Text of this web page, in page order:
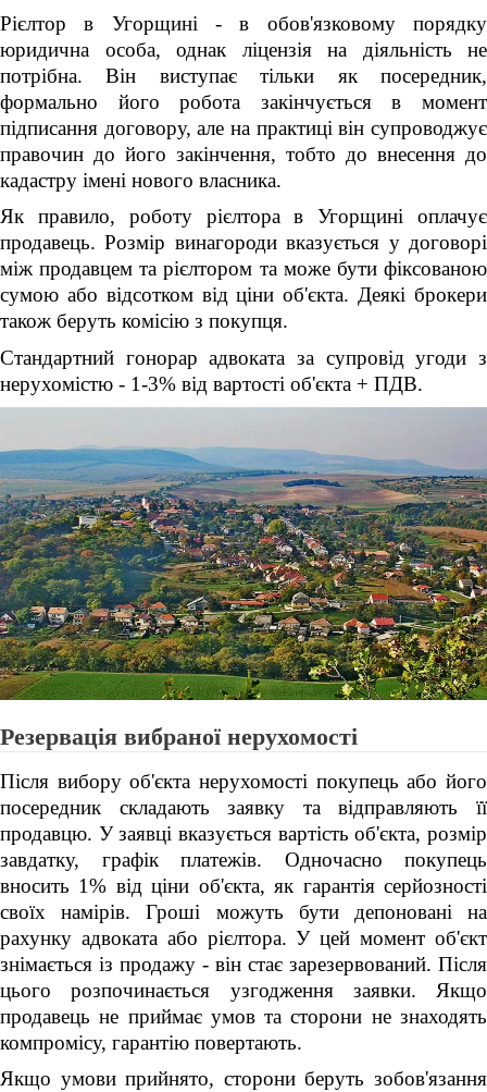
Рієлтор в Угорщині - в обов'язковому порядку
юридична особа, однак ліцензія на діяльність не
потрібна. Він виступає тільки як посередник,
формально його робота закінчується в момент
підписання договору, але на практиці він супроводжує
правочин до його закінчення, тобто до внесення до
кадастру імені нового власника.
Як правило, роботу рієлтора в Угорщині оплачує
продавець. Розмір винагороди вказується у договорі
між продавцем та рієлтором та може бути фіксованою
сумою або відсотком від ціни об'єкта. Деякі брокери
також беруть комісію з покупця.
Стандартний гонорар адвоката за супровід угоди з
нерухомістю - 1-3% від вартості об'єкта + ПДВ.
Резервація вибраної нерухомості
Після вибору об'єкта нерухомості покупець або його
посередник складають заявку та відправляють її
продавцю. У заявці вказується вартість об'єкта, розмір
завдатку, графік платежів. Одночасно покупець
вносить 1% від ціни об'єкта, як гарантія серйозності
своїх намірів. Гроші можуть бути депоновані на
рахунку адвоката або рієлтора. У цей момент об'єкт
знімається із продажу - він стає зарезервований. Після
цього розпочинається узгодження заявки. Якщо
продавець не приймає умов та сторони не знаходять
компромісу, гарантію повертають.
Якщо умови прийнято, сторони беруть зобов'язання